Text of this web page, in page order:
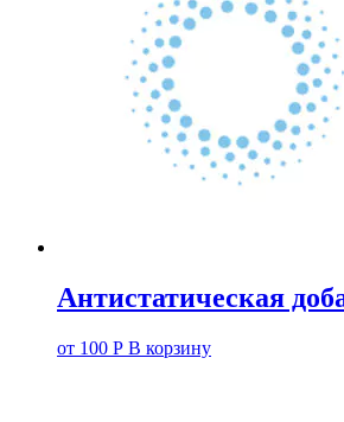
Антистатическая
от 100 Р В корзину